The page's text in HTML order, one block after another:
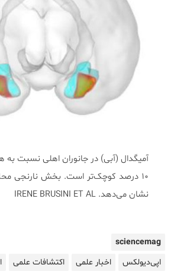
آمیگدال (آبی) در جانوران اهلی نسبت
۱۰ درصد کوچک‌تر است. بخش نارنجی محل
نشان می‌دهد. IRENE BRUSINI ET AL
sciencemag
اپی‌دیولکس
اخبار علمی اکتشافات علمی